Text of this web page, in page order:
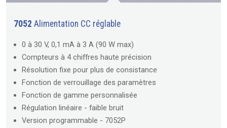
7052 Alimentation CC réglable
0 à 30 V, 0,1 mA à 3 A (90 W max)
Compteurs à 4 chiffres haute précision
Résolution fixe pour plus de consistance
Fonction de verrouillage des paramètres
Fonction de gamme personnalisée
Régulation linéaire - faible bruit
Version programmable - 7052P